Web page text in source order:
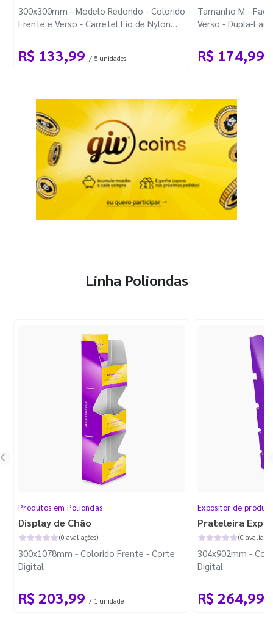
300x300mm - Modelo Redondo - Colorido
Frente e Verso - Carretel Fio de Nylon
R$ 133,99 / 5 unidades
Tamanho M -
Verso - Dupla-
R$ 174,99
Linha Poliondas
Produtos em Poliondas
Display de Chão
(0 avaliações)
300x1078mm - Colorido Frente - Corte
Digital
R$ 203,99 / 1 unidade
Expositor de
Prateleira
(0
304x902mm -
Digital
R$ 264,99